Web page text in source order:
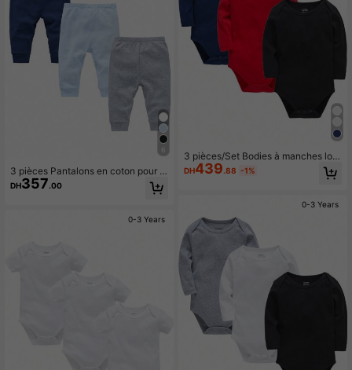
6
3 pièces Pantalons en coton pour b
ébé, bleu clair, gris chiné
DH357.00
0-3 Years
3 pièces/Set Bodies à manches lon
gues pour bébés garçons, en noir, ro
uge et bleu, pour le printemps et l'a
DH439.88 -1%
0-3 Years